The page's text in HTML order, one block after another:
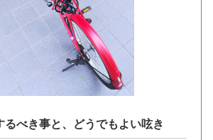
るべき事と、どうでもよい呟き